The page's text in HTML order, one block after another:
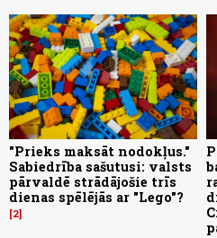
"Prieks maksāt nodokļus."
Sabiedrība sašutusi: valsts
pārvaldē strādājošie trīs
dienas spēlējās ar "Lego"?
2